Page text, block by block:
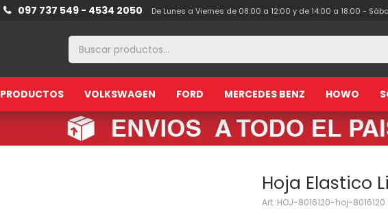
PRODUCTOS VOLKSWAGEN FORD MERCEDES BENZ HOWO
097 737 549 - 4534 2050 De Lunes a Viernes de 08:00 a 12:00 y de 14:00 a 18:00 -
Hoja Elastico
HOJ-8016120-hoj-8016120